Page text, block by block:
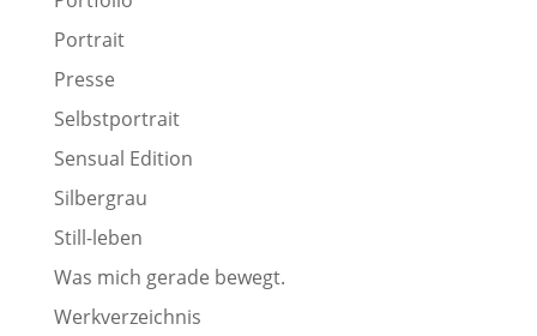
Portrait
Presse
Selbstportrait
Sensual Edition
Silbergrau
Still-leben
Was mich gerade bewegt.
Werkverzeichnis